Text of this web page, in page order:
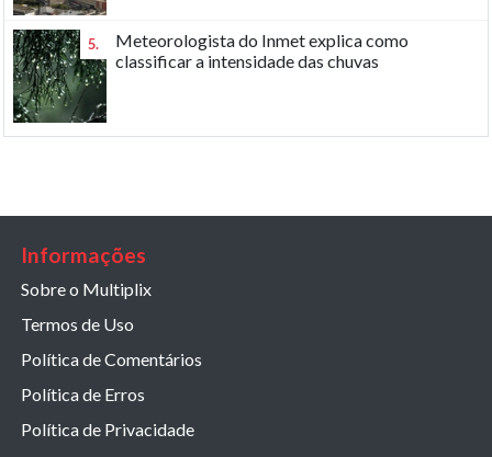
5.
Meteorologista do Inmet explica como
classificar a intensidade das chuvas
Informações
Sobre o Multiplix
Termos de Uso
Política de Comentários
Política de Erros
Política de Privacidade